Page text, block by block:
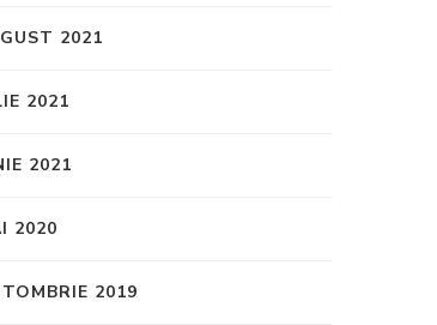
2021
2021
2021
2020
2019